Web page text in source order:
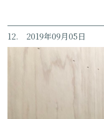
12. 2019年09月05日